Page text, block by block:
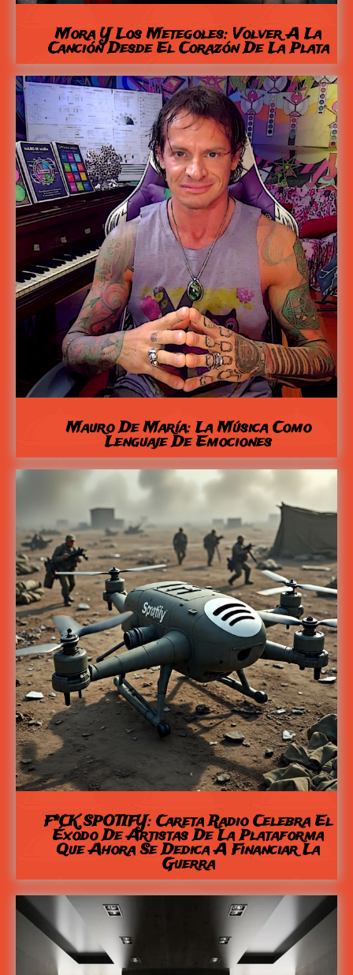
Mora Y Los Metegoles: Volver A La
Canción Desde El Corazón De La Plata
Mauro De María: La Música Como
Lenguaje De Emociones
F*CK SPOTIFY: Careta Radio Celebra El
Éxodo De Artistas De La Plataforma
Que Ahora Se Dedica A Financiar La
Guerra